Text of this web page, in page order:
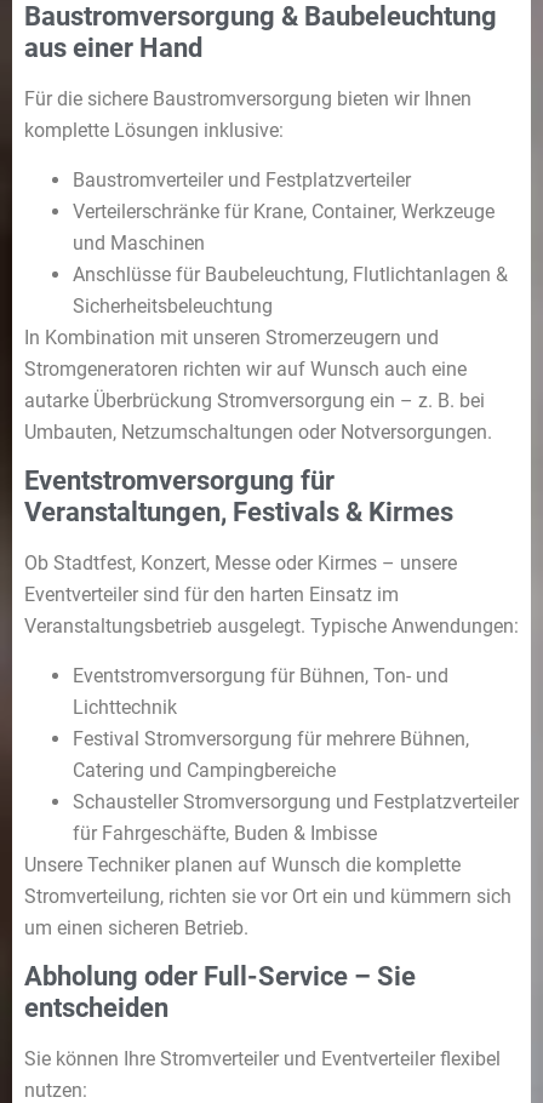
Baustromversorgung & Baubeleuchtung
aus einer Hand
Für die sichere Baustromversorgung bieten wir Ihnen
komplette Lösungen inklusive:
Baustromverteiler und Festplatzverteiler
Verteilerschränke für Krane, Container, Werkzeuge
und Maschinen
Anschlüsse für Baubeleuchtung, Flutlichtanlagen &
Sicherheitsbeleuchtung
In Kombination mit unseren Stromerzeugern und
Stromgeneratoren richten wir auf Wunsch auch eine
autarke Überbrückung Stromversorgung ein – z. B. bei
Umbauten, Netzumschaltungen oder Notversorgungen.
Eventstromversorgung für
Veranstaltungen, Festivals & Kirmes
Ob Stadtfest, Konzert, Messe oder Kirmes – unsere
Eventverteiler sind für den harten Einsatz im
Veranstaltungsbetrieb ausgelegt. Typische Anwendungen:
Eventstromversorgung für Bühnen, Ton- und
Lichttechnik
Festival Stromversorgung für mehrere Bühnen,
Catering und Campingbereiche
Schausteller Stromversorgung und Festplatzverteiler
für Fahrgeschäfte, Buden & Imbisse
Unsere Techniker planen auf Wunsch die komplette
Stromverteilung, richten sie vor Ort ein und kümmern sich
um einen sicheren Betrieb.
Abholung oder Full-Service – Sie
entscheiden
Sie können Ihre Stromverteiler und Eventverteiler flexibel
nutzen: